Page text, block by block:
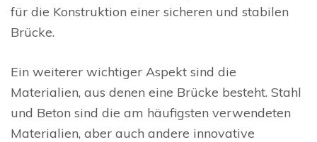
für die Konstruktion einer sicheren und stabilen
Brücke.
Ein weiterer wichtiger Aspekt sind die
Materialien, aus denen eine Brücke besteht. Stahl
und Beton sind die am häufigsten verwendeten
Materialien, aber auch andere innovative